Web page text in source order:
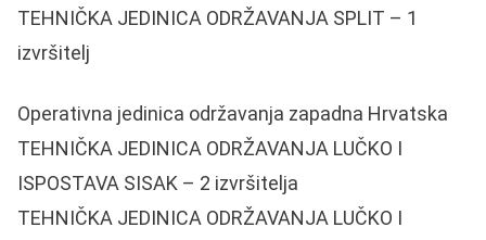
TEHNIČKA JEDINICA ODRŽAVANJA SPLIT – 1
izvršitelj
Operativna jedinica održavanja zapadna Hrvatska
TEHNIČKA JEDINICA ODRŽAVANJA LUČKO I
ISPOSTAVA SISAK – 2 izvršitelja
TEHNIČKA JEDINICA ODRŽAVANJA LUČKO I